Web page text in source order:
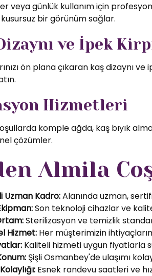
veya günlük kullanım için
bir görünüm sağlar.
ve İpek
ön plana çıkaran kaş dizaynı
Hizmetleri
komple ağda, kaş bıyık
çözümler.
Almila
Uzman Kadro:Alanında uzman,
Son teknoloji cihazlar ve
Sterilizasyon ve temizlik
Hizmet: Her müşterimizin
Kaliteli hizmeti uygun fiyatlarla
Şişli Osmanbey'de ulaşımı
Esnek randevu saatleri ve